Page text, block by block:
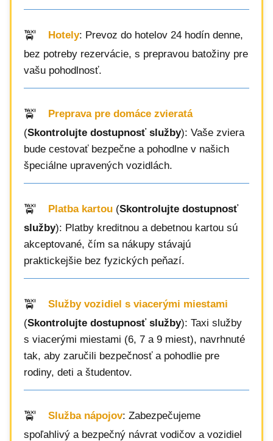
Hotely: Prevoz do hotelov 24 hodín denne,
bez potreby rezervácie, s prepravou batožiny pre
vašu pohodlnosť.
Preprava pre domáce zvieratá
(Skontrolujte dostupnosť služby): Vaše zviera
bude cestovať bezpečne a pohodlne v našich
špeciálne upravených vozidlách.
Platba kartou (Skontrolujte dostupnosť
služby): Platby kreditnou a debetnou kartou sú
akceptované, čím sa nákupy stávajú
praktickejšie bez fyzických peňazí.
Služby vozidiel s viacerými miestami
(Skontrolujte dostupnosť služby): Taxi služby
s viacerými miestami (6, 7 a 9 miest), navrhnuté
tak, aby zaručili bezpečnosť a pohodlie pre
rodiny, deti a študentov.
Služba nápojov: Zabezpečujeme
spoľahlivý a bezpečný návrat vodičov a vozidiel